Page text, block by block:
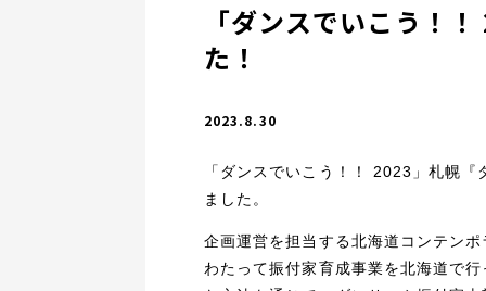
「ダンスでいこう！
た！
2023.8.30
「ダンスでいこう！！ 2023」札幌
ました。
企画運営を担当する北海道コンテン
わたって振付家育成事業を北海道で